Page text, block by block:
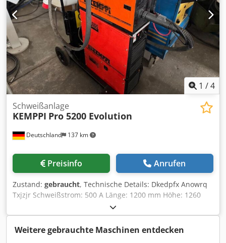
1 /4
Deutschland 137 km
Schweißanlage
KEMPPI Pro 5200 Evolution
Preisinfo Anrufen
Zustand: gebraucht, Technische Details: Dkedpfx Anowrq
Txjzjr Schweißstrom: 500 A Länge: 1200 mm Höhe: 1260
mm Anschlußwert: 26,6 kVA Anschlußleistung: 100 kW
Leerlaufspannung: 65 V Maschinengewicht ca.: 147 kg
Abmessungen Maschine: 1,2 x 0,45 x 1,2 m Schweißkabel
mit Schweißpistole *
Weitere gebrauchte Maschinen entdecken